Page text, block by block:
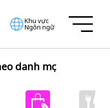
Khu vực
Ngôn ngữ
danh mục